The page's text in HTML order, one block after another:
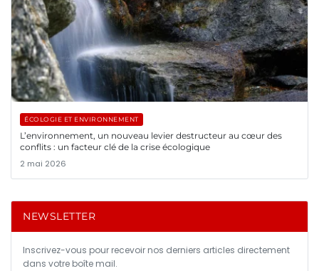
ÉCOLOGIE ET ENVIRONNEMENT
L’environnement, un nouveau levier destructeur au cœur des
conflits : un facteur clé de la crise écologique
2 mai 2026
NEWSLETTER
Inscrivez-vous pour recevoir nos derniers articles directement
dans votre boîte mail.